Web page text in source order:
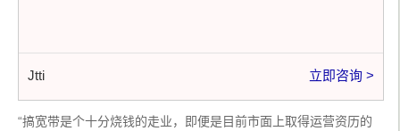
Jtti 立即咨询 >
“搞宽带是个十分烧钱的走业，即便是目前市面上取得运营资历的